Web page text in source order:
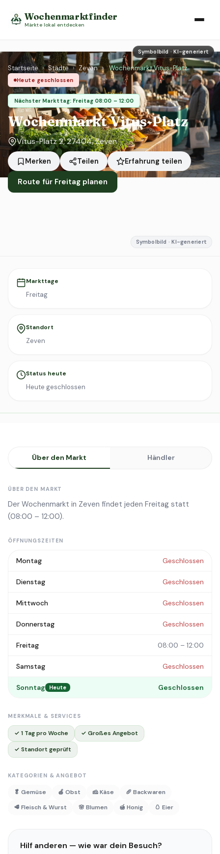
Wochenmarktfinder
Märkte lokal entdecken
Symbolbild · KI-generiert
Startseite › Städte › Zeven › Wochenmarkt Vitus-Platz
Heute geschlossen
Nächster Markttag: Freitag 08:00 – 12:00
Wochenmarkt Vitus-Platz
Vitus-Platz 2, 27404, Zeven
Merken Teilen Erfahrung teilen
Route für Freitag planen
Symbolbild · KI-generiert
Markttage
Freitag
Standort
Zeven
Status heute
Heute geschlossen
Über den Markt Händler
ÜBER DEN MARKT
Der Wochenmarkt in Zeven findet jeden Freitag statt
(08:00 – 12:00).
ÖFFNUNGSZEITEN
Montag Geschlossen
Dienstag Geschlossen
Mittwoch Geschlossen
Donnerstag Geschlossen
Freitag 08:00 – 12:00
Samstag Geschlossen
Sonntag Heute Geschlossen
MERKMALE & SERVICES
✓ 1 Tag pro Woche ✓ Großes Angebot
✓ Standort geprüft
KATEGORIEN & ANGEBOT
🥬 Gemüse 🍎 Obst 🧀 Käse
🥖 Backwaren
🥩 Fleisch & Wurst
🌸 Blumen 🍯 Honig 🥚 Eier
Hilf anderen — wie war dein Besuch?